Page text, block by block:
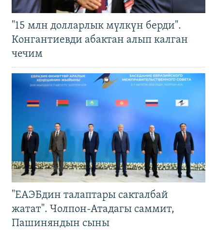
"15 млн долларлык мүлкүн берди".
Конгантиевди абактан алып калган
чечим
"ЕАЭБдин талаптары сакталбай
жатат". Чолпон-Атадагы саммит,
Пашиняндын сыны